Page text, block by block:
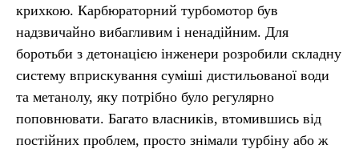
крихкою. Карбюраторний турбомотор був
надзвичайно вибагливим і ненадійним. Для
боротьби з детонацією інженери розробили складну
систему вприскування суміші дистильованої води
та метанолу, яку потрібно було регулярно
поповнювати. Багато власників, втомившись від
постійних проблем, просто знімали турбіну або ж